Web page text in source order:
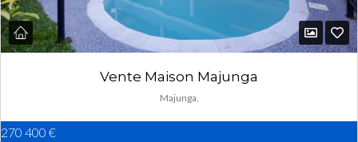
Vente Maison Majunga
Majunga,
270 400 €